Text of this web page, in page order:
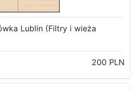
Lublin (Filtry i wieża
200 PLN